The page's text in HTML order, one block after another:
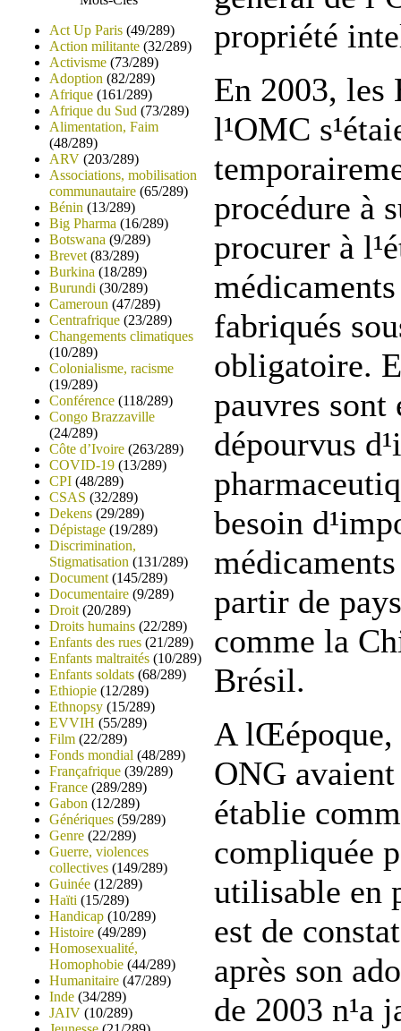
Act Up Paris (49/289)
Action militante (32/289)
Activisme (73/289)
Adoption (82/289)
Afrique (161/289)
Afrique du Sud (73/289)
Alimentation, Faim
(48/289)
ARV (203/289)
Associations, mobilisation
communautaire (65/289)
Bénin (13/289)
Big Pharma (16/289)
Botswana (9/289)
Brevet (83/289)
Burkina (18/289)
Burundi (30/289)
Cameroun (47/289)
Centrafrique (23/289)
Changements climatiques
(10/289)
Colonialisme, racisme
(19/289)
Conférence (118/289)
Congo Brazzaville
(24/289)
Côte d’Ivoire (263/289)
COVID-19 (13/289)
CPI (48/289)
CSAS (32/289)
Dekens (29/289)
Dépistage (19/289)
Discrimination,
Stigmatisation (131/289)
Document (145/289)
Documentaire (9/289)
Droit (20/289)
Droits humains (22/289)
Enfants des rues (21/289)
Enfants maltraités (10/289)
Enfants soldats (68/289)
Ethiopie (12/289)
Ethnopsy (15/289)
EVVIH (55/289)
Film (22/289)
Fonds mondial (48/289)
Françafrique (39/289)
France (289/289)
Gabon (12/289)
Génériques (59/289)
Genre (22/289)
Guerre, violences
collectives (149/289)
Guinée (12/289)
Haïti (15/289)
Handicap (10/289)
Histoire (49/289)
Homosexualité,
Homophobie (44/289)
Humanitaire (47/289)
Inde (34/289)
JAIV (10/289)
propriété
En 2003, les
l¹OMC
procédure à
procurer à
fabriqués
obligatoire.
pauvres sont
dépourvus
besoin
partir de
comme la
Brésil.
A lŒépoque,
ONG
établie
compliquée
utilisable en
est de
après son
de 2003 n¹a